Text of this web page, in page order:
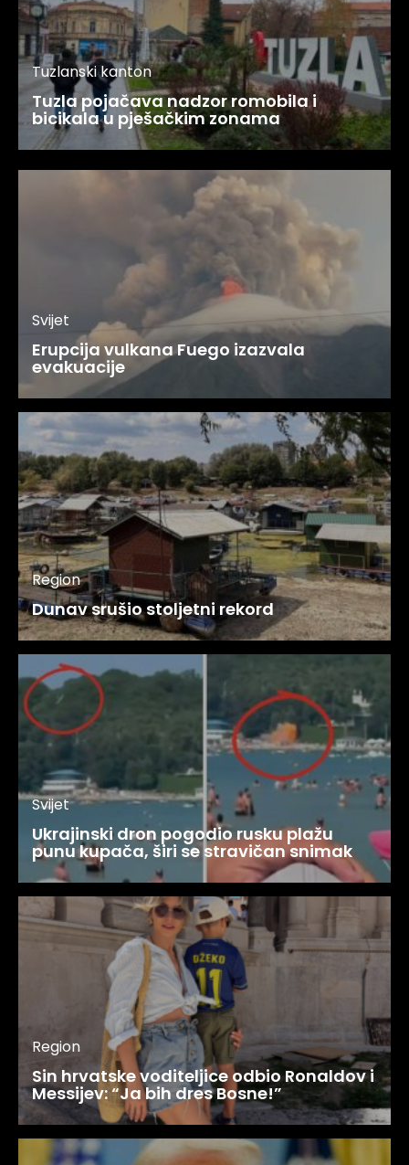
Tuzlanski kanton
Tuzla pojačava nadzor romobila i
bicikala u pješačkim zonama
Svijet
Erupcija vulkana Fuego izazvala
evakuacije
Region
Dunav srušio stoljetni rekord
Svijet
Ukrajinski dron pogodio rusku plažu
punu kupača, širi se stravičan snimak
Region
Sin hrvatske voditeljice odbio Ronaldov i
Messijev: “Ja bih dres Bosne!”